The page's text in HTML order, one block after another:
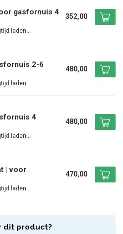
gasfornuis 4
352,00
2-6
480,00
4
480,00
| voor
470,00
dit product?